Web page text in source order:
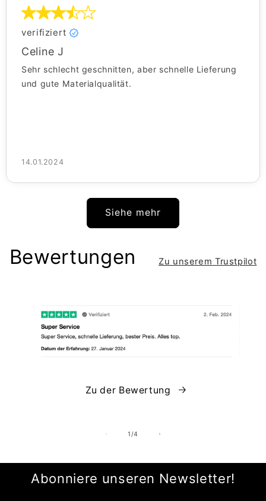
verifiziert
Celine J
Sehr schlecht geschnitten, aber schnelle Lieferung
und gute Materialqualität.
14.01.2024
Siehe mehr
Bewertungen Zu unserem Trustpilot
Zu der Bewertung
1/von
4
Abonniere unseren Newsletter!